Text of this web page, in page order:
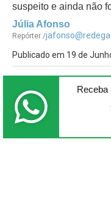
suspeito e ainda não
Júlia Afonso
Repórter /
Publicado em 19 de
Receba